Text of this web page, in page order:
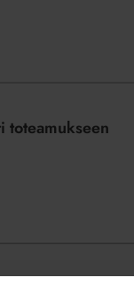
viestinnän